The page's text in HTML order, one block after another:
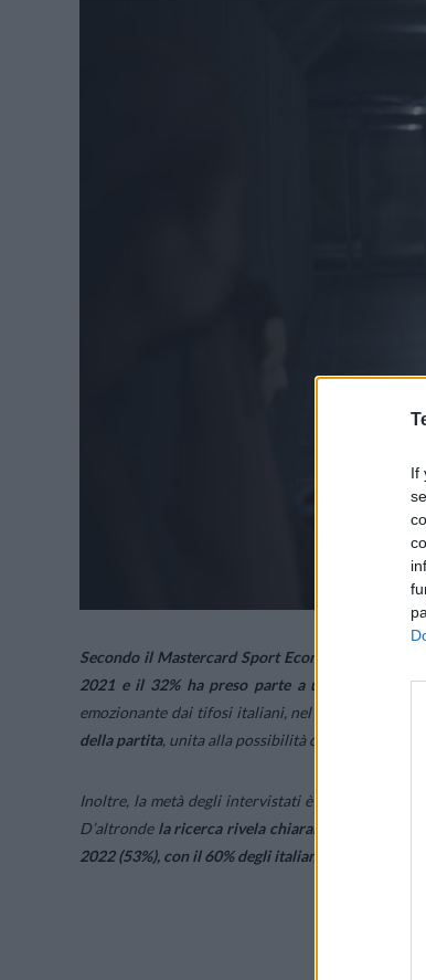
If
Secondo il Mastercard Sport Economy Index*,
2021 e il 32% ha preso parte a una partita in
emozionante dai tifosi italiani, nel
dei casi:
della partita, unita alla possibilità di
Inoltre, la metà degli intervistati è fortemente
D’altronde la ricerca rivela chiaramente come il
2022 (53%), con il 60% degli italiani desiderosi di